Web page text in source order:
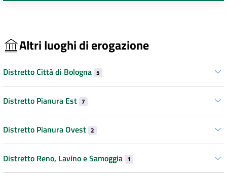
Altri luoghi di erogazione
Distretto Città di Bologna 5
Distretto Pianura Est 7
Distretto Pianura Ovest 2
Distretto Reno, Lavino e Samoggia 1